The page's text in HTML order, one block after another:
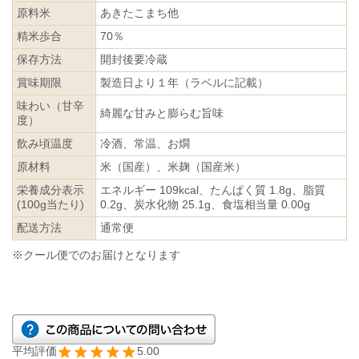
原料米
あきたこまち他
精米歩合
70％
保存方法
開封後要冷蔵
賞味期限
製造日より１年（ラベルに記載）
味わい（甘辛
度）
綺麗な甘みと膨らむ旨味
飲み頃温度
冷酒、常温、お燗
原材料
米（国産）、米麹（国産米）
栄養成分表示
(100g当たり)
エネルギー 109kcal、たんぱく質 1.8g、脂質
0.2g、炭水化物 25.1g、食塩相当量 0.00g
配送方法
通常便
※クール便でのお届けとなります
5.00